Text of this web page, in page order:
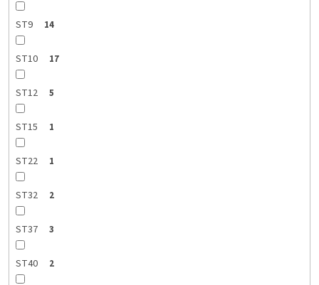
ST9 14
ST10 17
ST12 5
ST15 1
ST22 1
ST32 2
ST37 3
ST40 2